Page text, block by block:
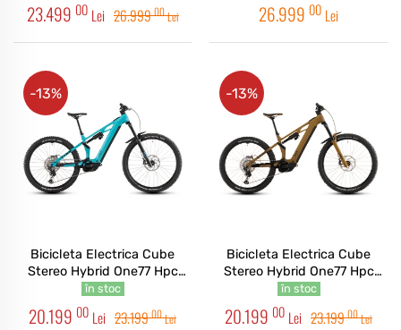
23.499 00 Lei 26.99900Lei 26.999 00 Lei
Bicicleta Electrica Cube
Stereo Hybrid One77 Hpc
Race 800 Swimmingpool
Black 2026
în stoc
20.199 00 Lei 23.19900Lei
-13%
Bicicleta Electrica Cube
Stereo Hybrid One77 Hpc
Race 800 Willowgreen Black
2026
în stoc
20.199 00 Lei 23.19900Lei
-13%